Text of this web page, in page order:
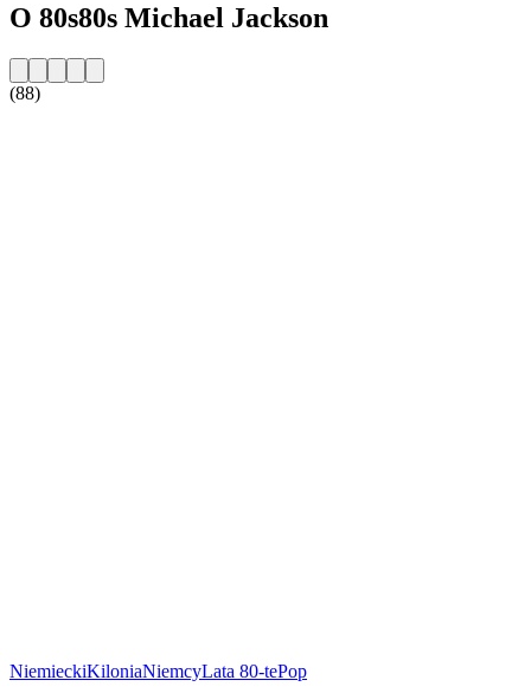
O 80s80s Michael Jackson
(88)
NiemieckiKiloniaNiemcyLata 80-tePop